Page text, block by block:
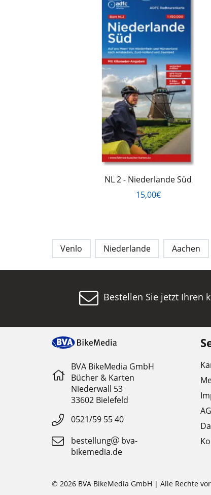
NL 2 - Niederlande Süd
15,00€
Venlo Niederlande Aachen
Bestellen Sie jetzt Ihren
BVA BikeMedia GmbH
Bücher & Karten
Niederwall 53
33602 Bielefeld
0521/59 55 40
bestellung
bva-
bikemedia.de
© 2026 BVA BikeMedia GmbH | Alle Rechte